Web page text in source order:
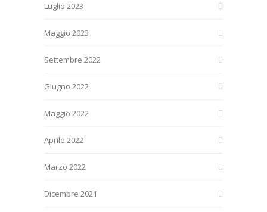
Luglio 2023
Maggio 2023
Settembre 2022
Giugno 2022
Maggio 2022
Aprile 2022
Marzo 2022
Dicembre 2021